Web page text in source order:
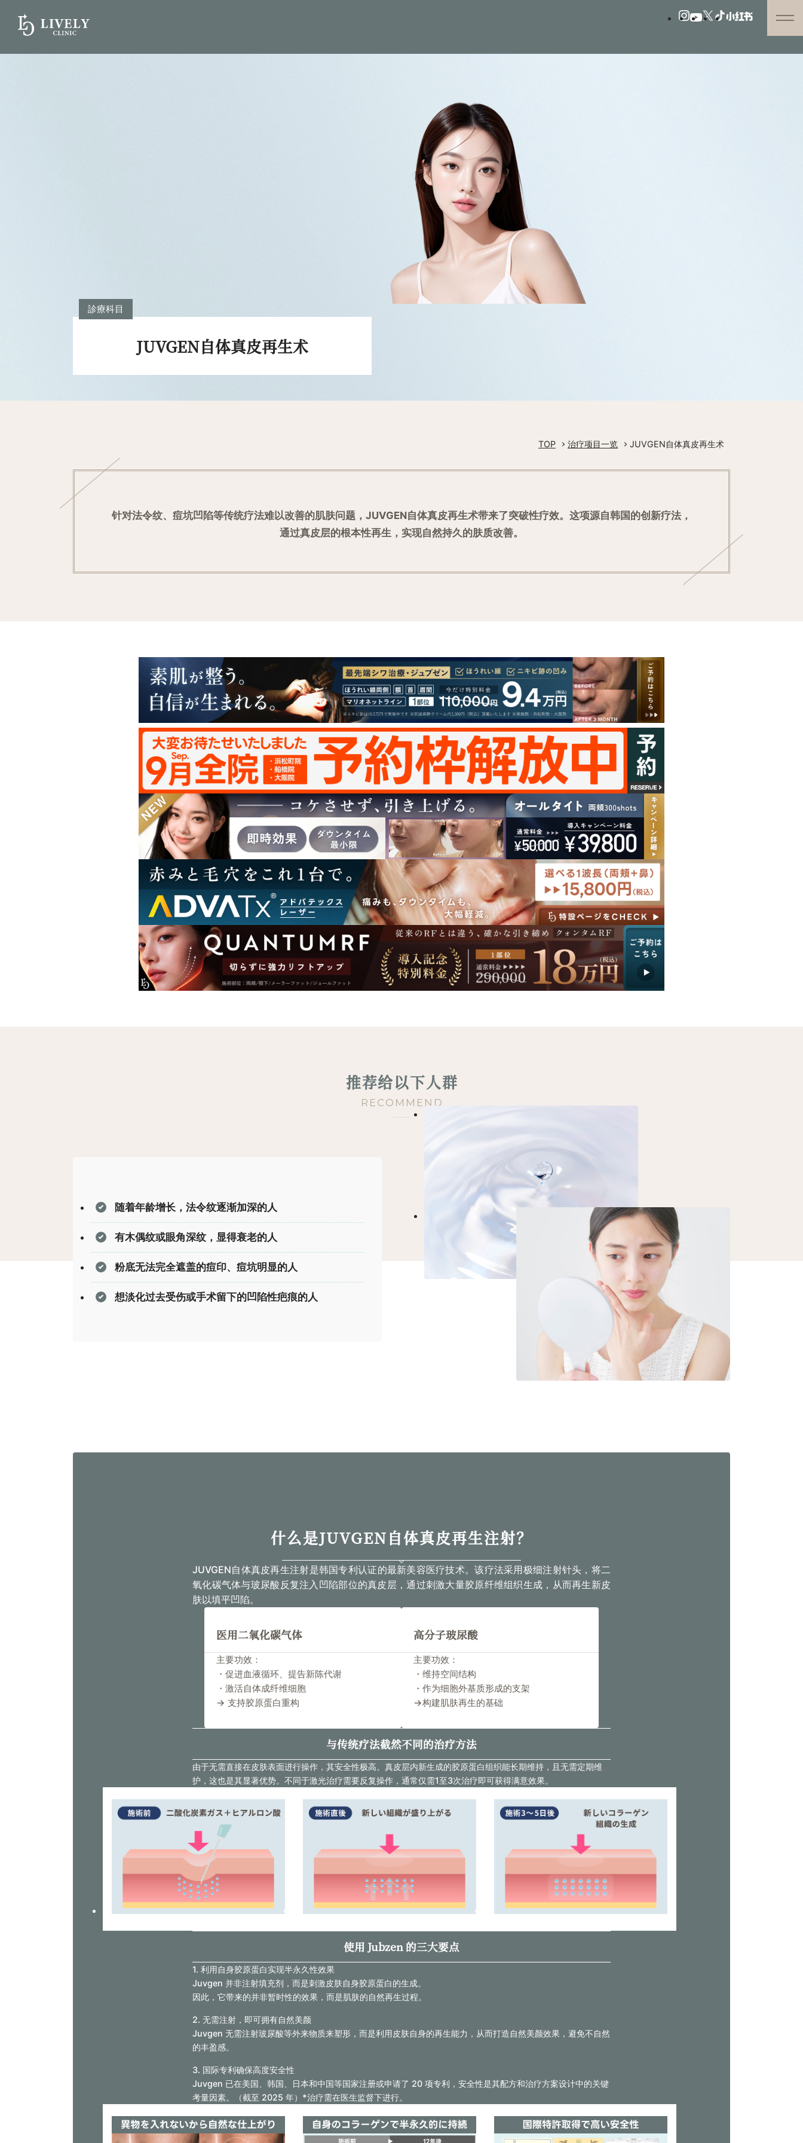
診療科目
JUVGEN自体真皮再生术
TOP 治疗项目一览 JUVGEN自体真皮再生术
针对法令纹、痘坑凹陷等传统疗法难以改善的肌肤问题，JUVGEN自体真皮再生术带来了突破性疗效。这项源自韩国的创新疗法，
通过真皮层的根本性再生，实现自然持久的肤质改善。
推荐给以下人群
RECOMMEND
随着年龄增长，法令纹逐渐加深的人
有木偶纹或眼角深纹，显得衰老的人
粉底无法完全遮盖的痘印、痘坑明显的人
想淡化过去受伤或手术留下的凹陷性疤痕的人
什么是JUVGEN自体真皮再生注射？
JUVGEN自体真皮再生注射是韩国专利认证的最新美容医疗技术。该疗法采用极细注射针头，将二
氧化碳气体与玻尿酸反复注入凹陷部位的真皮层，通过刺激大量胶原纤维组织生成，从而再生新皮
肤以填平凹陷。
医用二氧化碳气体
主要功效：
・促进血液循环、提告新陈代谢
・激活自体成纤维细胞
→ 支持胶原蛋白重构
高分子玻尿酸
主要功效：
・维持空间结构
・作为细胞外基质形成的支架
→构建肌肤再生的基础
与传统疗法截然不同的治疗方法
由于无需直接在皮肤表面进行操作，其安全性极高。真皮层内新生成的胶原蛋白组织能长期维持，且无需定期维
护，这也是其显著优势。不同于激光治疗需要反复操作，通常仅需1至3次治疗即可获得满意效果。
使用 Jubzen 的三大要点
1. 利用自身胶原蛋白实现半永久性效果
Juvgen 并非注射填充剂，而是刺激皮肤自身胶原蛋白的生成。
因此，它带来的并非暂时性的效果，而是肌肤的自然再生过程。
2. 无需注射，即可拥有自然美颜
Juvgen 无需注射玻尿酸等外来物质来塑形，而是利用皮肤自身的再生能力，从而打造自然美颜效果，避免不自然
的丰盈感。
3. 国际专利确保高度安全性
Juvgen 已在美国、韩国、日本和中国等国家注册或申请了 20 项专利，安全性是其配方和治疗方案设计中的关键
考量因素。（截至 2025 年）*治疗需在医生监督下进行。